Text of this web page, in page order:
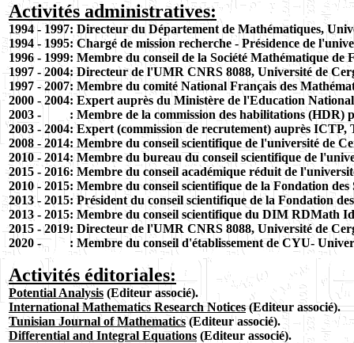
Activités administratives:
1994 - 1997: Directeur du Département de Mathématiques,
1994 - 1995: Chargé de mission recherche - Présidence de
1996 - 1999: Membre du conseil de la Société Mathématique de
1997 - 2004: Directeur de l'UMR CNRS 8088, Université de
1997 - 2007: Membre du comité National Français des
2000 - 2004: Expert auprès du Ministère de l'Education
2003 - : Membre de la commission des habilitations (HDR)
2003 - 2004: Expert (commission de recrutement) auprès ICTP,
2008 - 2014: Membre du conseil scientifique de l'université de
2010 - 2014: Membre du bureau du conseil scientifique de
2015 - 2016: Membre du conseil académique réduit de
2010 - 2015: Membre du conseil scientifique de la Fondation des
2013 - 2015: Présidentdu conseil scientifique de la Fondation
2013 - 2015: Membre du conseil scientifique du DIM RDMath
2015 - 2019:Directeur de l'UMR CNRS 8088, Université de
2020 - : Membre du conseil d'établissement de CYU- U
Activités éditoriales:
Potential Analysis (Editeur associé).
International Mathematics Research Notices(Editeur associé).
Tunisian Journal of Mathematics(Editeur associé).
Differential and Integral Equations(Editeur associé).